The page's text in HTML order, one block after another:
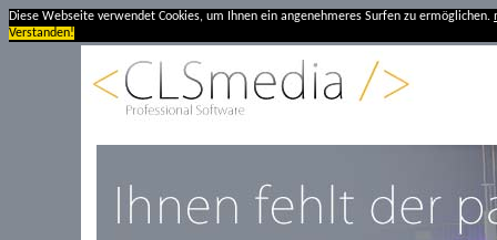
Diese Webseite verwendet Cookies, um Ihnen ein angenehmeres Surfen zu ermöglichen.
Verstanden!